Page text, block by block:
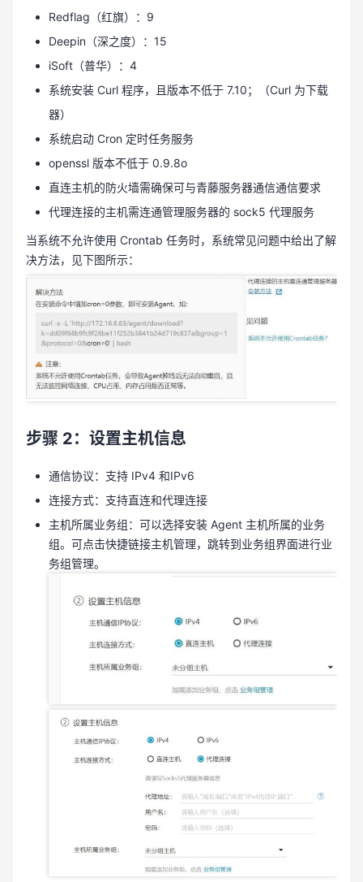
Redflag（红旗）：9
Deepin（深之度）：15
iSoft（普华）：4
系统安装 Curl 程序，且版本不低于 7.10；（Curl 为下载
器）
系统启动 Cron 定时任务服务
openssl 版本不低于 0.9.8o
直连主机的防火墙需确保可与青藤服务器通信通信要求
代理连接的主机需连通管理服务器的 sock5 代理服务
当系统不允许使用 Crontab 任务时，系统常见问题中给出了解
决方法，见下图所示：
步骤 2：设置主机信息
通信协议：支持 IPv4 和IPv6
连接方式：支持直连和代理连接
主机所属业务组：可以选择安装 Agent 主机所属的业务
组。可点击快捷链接主机管理，跳转到业务组界面进行业
务组管理。